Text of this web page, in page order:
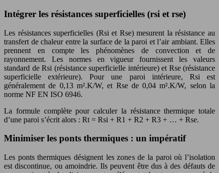
Intégrer les résistances superficielles (rsi et rse)
Les résistances superficielles (Rsi et Rse) mesurent la résistance au
transfert de chaleur entre la surface de la paroi et l’air ambiant. Elles
prennent en compte les phénomènes de convection et de
rayonnement. Les normes en vigueur fournissent les valeurs
standard de Rsi (résistance superficielle intérieure) et Rse (résistance
superficielle extérieure). Pour une paroi intérieure, Rsi est
généralement de 0,13 m².K/W, et Rse de 0,04 m².K/W, selon la
norme NF EN ISO 6946.
La formule complète pour calculer la résistance thermique totale
d’une paroi s’écrit alors : Rt = Rsi + R1 + R2 + R3 + … + Rse.
Minimiser les ponts thermiques : un impératif
Les ponts thermiques désignent les zones de la paroi où l’isolation
est discontinue, ou amoindrie. Ils peuvent être dus à des défauts de